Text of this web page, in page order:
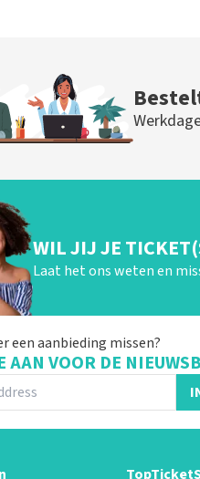
WIL JIJ JE
Laat het ons weten en
een aanbieding missen?
AAN VOOR DE